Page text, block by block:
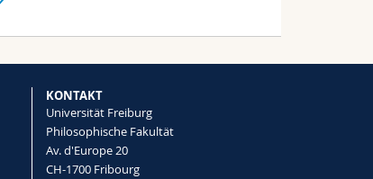
KONTAKT
Universität Freiburg
Philosophische Fakultät
Av. d'Europe 20
CH-1700 Fribourg